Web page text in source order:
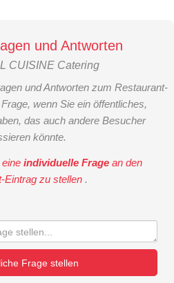
und Antworten
CUISINE Catering
und Antworten zum Restaurant-
wenn Sie ein öffentliches,
das auch andere Besucher
könnte.
eineindividuelle Frage an den
Eintrag zu stellen .
Frage stellen